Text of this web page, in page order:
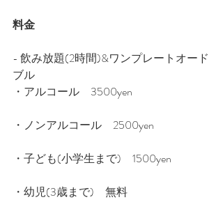
料金﻿
- 飲み放題(2時間)&ワンプレートオード
ブル﻿
・アルコール　3500yen﻿
﻿・ノンアルコール　2500yen﻿﻿
・子ども(小学生まで)﻿　1500yen﻿
﻿・幼児(3歳まで)﻿　無料﻿